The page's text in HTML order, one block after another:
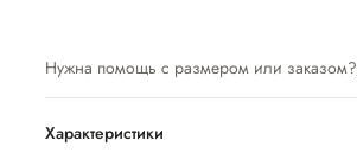
Нужна помощь с размером или заказом?
Характеристики